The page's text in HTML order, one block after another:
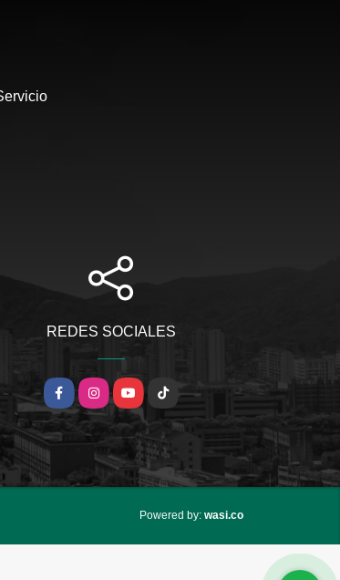
REDES SOCIALES
FacebookInstagramYouTube
TikTok
Powered by: wasi.co